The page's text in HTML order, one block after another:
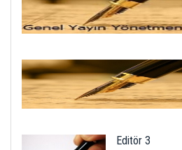
Editör 3